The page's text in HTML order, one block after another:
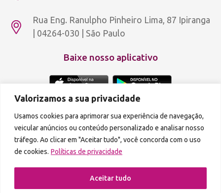
Valorizamos a sua privacidade
Usamos cookies para aprimorar sua experiência de navegação,
veicular anúncios ou conteúdo personalizado e analisar nosso
tráfego. Ao clicar em "Aceitar tudo", você concorda com o uso
de cookies. Políticas de privacidade
Aceitar tudo
Rua Eng. Ranulpho Pinheiro Lima, 87 Ipiranga
| 04264-030 | São Paulo
Baixe nosso aplicativo
Copyright © 2012 - 2026 Aldeia Rosa Dourada. Política de privacidade
A reprodução de qualquer parte do conteúdo deste site é proibida.
Podcasts disponíveis também em: